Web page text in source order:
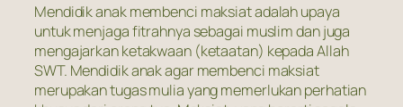
Mendidik anak membenci maksiat adalah upaya
untuk menjaga fitrahnya sebagai muslim dan juga
mengajarkan ketakwaan (ketaatan) kepada Allah
SWT. Mendidik anak agar membenci maksiat
merupakan tugas mulia yang memerlukan perhatian